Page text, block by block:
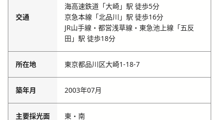
交通
海高速鉄道「大崎」駅 徒歩5分
京急本線「北品川」駅 徒歩16分
JR山手線・都営浅草線・東急池上線「五反
田」駅 徒歩18分
所在地 東京都品川区大崎1-18-7
築年月 2003年07月
主要採光面 東・南